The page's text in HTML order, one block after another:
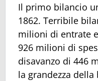
Il primo bilancio
1862. Terribile
milioni di entrate
926 milioni di
disavanzo di 446
la grandezza